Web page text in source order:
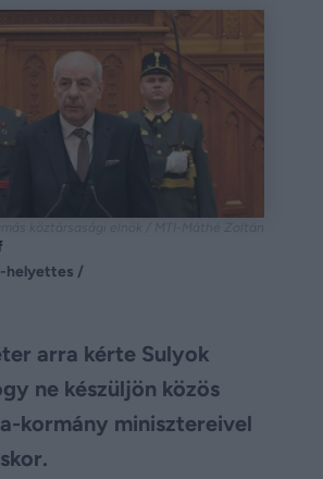
helyettes /
arra kérte Sulyok
ne készüljön közös
kormány minisztereivel